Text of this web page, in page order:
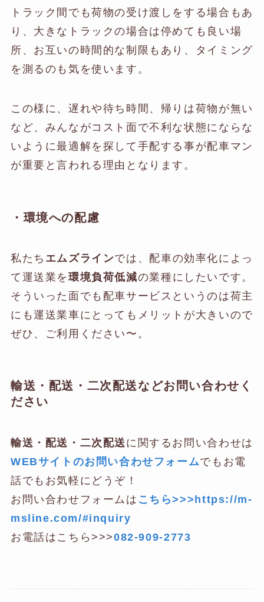
トラック間でも荷物の受け渡しをする場合もあ
り、大きなトラックの場合は停めても良い場
所、お互いの時間的な制限もあり、タイミング
を測るのも気を使います。
この様に、遅れや待ち時間、帰りは荷物が無い
など、みんながコスト面で不利な状態にならな
いように最適解を探して手配する事が配車マン
が重要と言われる理由となります。
・環境への配慮
私たち エムズラインでは、配車の効率化によっ
て運送業を 環境負荷低減の業種にしたいです。
そういった面でも配車サービスというのは荷主
にも運送業車にとってもメリットが大きいので
ぜひ、ご利用ください〜。
輸送・配送・二次配送などお問い合わせく
ださい
輸送・配送・二次配送 に関するお問い合わせは
WEBサイトのお問い合わせフォームでもお電
話でもお気軽にどうぞ！
お問い合わせフォームは こちら>>>https://m-
msline.com/#inquiry
お電話はこちら>>>082-909-2773